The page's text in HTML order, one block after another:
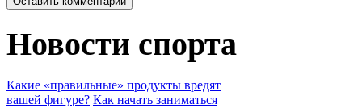
Новости спорта
Какие «правильные» продукты вредят
вашей фигуре? Как начать заниматься